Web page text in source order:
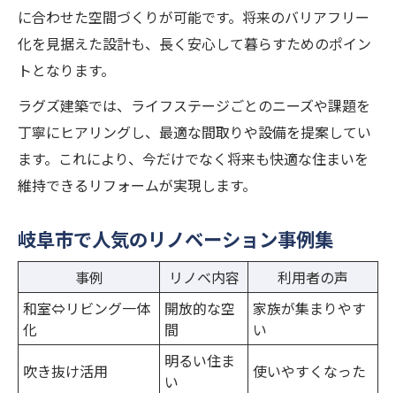
に合わせた空間づくりが可能です。将来のバリアフリー
化を見据えた設計も、長く安心して暮らすためのポイン
トとなります。
ラグズ建築では、ライフステージごとのニーズや課題を
丁寧にヒアリングし、最適な間取りや設備を提案してい
ます。これにより、今だけでなく将来も快適な住まいを
維持できるリフォームが実現します。
岐阜市で人気のリノベーション事例集
事例 リノベ内容
利用者の声
和室⇔リビング一体
化
開放的な空
間
家族が集まりやす
い
吹き抜け活用
明るい住ま
い
使いやすくなった